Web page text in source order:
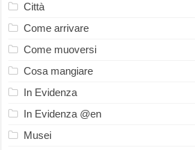
Città
Come arrivare
Come muoversi
Cosa mangiare
In Evidenza
In Evidenza @en
Musei